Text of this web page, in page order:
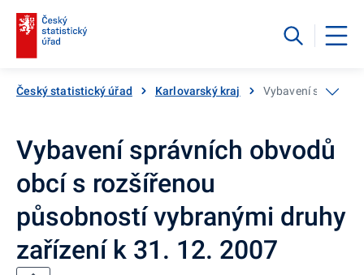
Český statistický úřad Karlovarský kraj Vybavení
Vybavení správních obvodů
obcí s rozšířenou
působností vybranými druhy
zařízení k 31. 12. 2007